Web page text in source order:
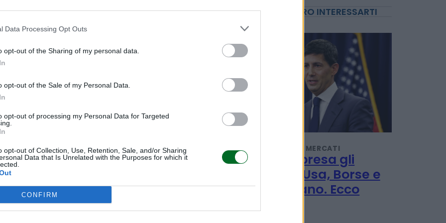
Data Processing Opt Outs
opt-out of the Sharing of my personal data.
opt-out of the Sale of my Personal Data.
opt-out of processing my Personal Data for Targeted
opt-out of Collection, Use, Retention, Sale, and/or Sharing
Data that Is Unrelated with the Purposes for which it
CONFIRM
di occupazione tra le
più ampio – pari a
non bastano
affrontato solo con
nel corso della
Gabriele Fava – La
anche dalla stabilità del
tempi di vita e tempi
per l’infanzia, dalla
madri e padri”.
POTREBBERO INTERESSARTI
INVESTIMENTI E MERCATI